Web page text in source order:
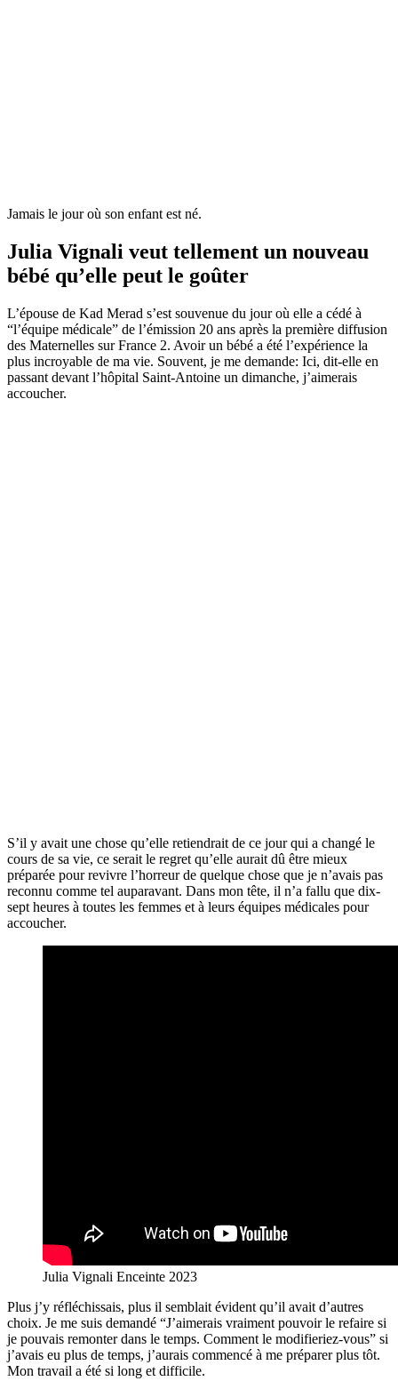
Jamais le jour où son enfant est né.
Julia Vignali veut tellement un nouveau
bébé qu’elle peut le goûter
L’épouse de Kad Merad s’est souvenue du jour où elle a cédé à
“l’équipe médicale” de l’émission 20 ans après la première diffusion
des Maternelles sur France 2. Avoir un bébé a été l’expérience la
plus incroyable de ma vie. Souvent, je me demande: Ici, dit-elle en
passant devant l’hôpital Saint-Antoine un dimanche, j’aimerais
accoucher.
S’il y avait une chose qu’elle retiendrait de ce jour qui a changé le
cours de sa vie, ce serait le regret qu’elle aurait dû être mieux
préparée pour revivre l’horreur de quelque chose que je n’avais pas
reconnu comme tel auparavant. Dans mon tête, il n’a fallu que dix-
sept heures à toutes les femmes et à leurs équipes médicales pour
accoucher.
Julia Vignali Enceinte 2023
Plus j’y réfléchissais, plus il semblait évident qu’il avait d’autres
choix. Je me suis demandé “J’aimerais vraiment pouvoir le refaire si
je pouvais remonter dans le temps. Comment le modifieriez-vous” si
j’avais eu plus de temps, j’aurais commencé à me préparer plus tôt.
Mon travail a été si long et difficile.